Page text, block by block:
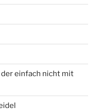
der einfach nicht mit